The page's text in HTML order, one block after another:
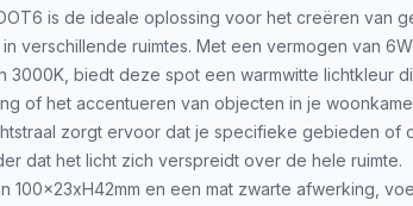
is de ideale oplossing voor het creëren van
verschillende ruimtes. Met een vermogen van
3000K, biedt deze spot een warmwitte lichtkleur
of het accentueren van objecten in je
zorgt ervoor dat je specifieke gebieden of
dat het licht zich verspreidt over de hele ruimte.
100x23xH42mm en een mat zwarte afwerking,